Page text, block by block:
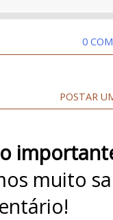
0
POSTAR
muito